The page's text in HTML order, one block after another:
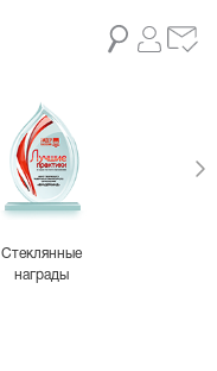
Стеклянные
награды